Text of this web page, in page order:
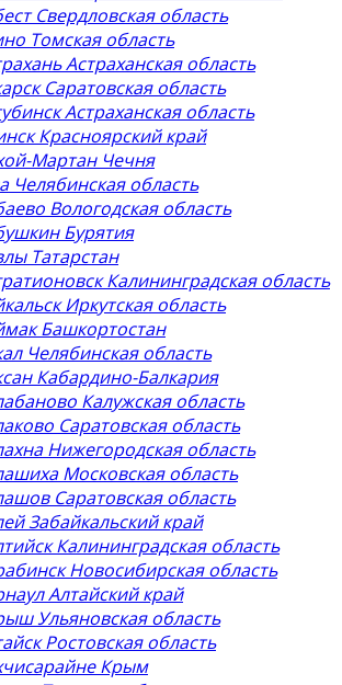
Свердловская область
Томская область
Астраханская область
Саратовская область
Астраханская область
Красноярский край
Мартан Чечня
Челябинская область
Вологодская область
Бурятия
Татарстан
Калининградская область
Иркутская область
Башкортостан
Челябинская область
Кабардино-Балкария
Калужская область
Саратовская область
Нижегородская область
Московская область
Саратовская область
Забайкальский край
Калининградская область
Новосибирская область
Алтайский край
Ульяновская область
Ростовская область
Крым